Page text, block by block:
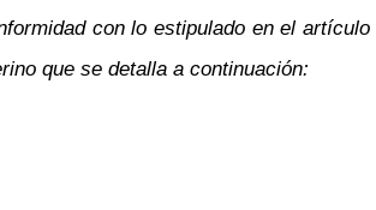
con lo estipulado en el artículo
que se detalla a continuación: